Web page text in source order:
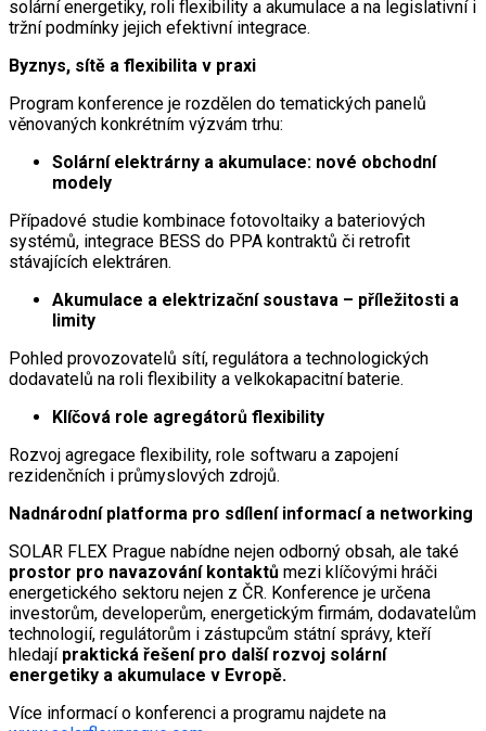
solární energetiky, roli flexibility a akumulace a na legislativní i
tržní podmínky jejich efektivní integrace.
Byznys, sítě a flexibilita v praxi
Program konference je rozdělen do tematických panelů
věnovaných konkrétním výzvám trhu:
Solární elektrárny a akumulace: nové obchodní
modely
Případové studie kombinace fotovoltaiky a bateriových
systémů, integrace BESS do PPA kontraktů či retrofit
stávajících elektráren.
Akumulace a elektrizační soustava – příležitosti a
limity
Pohled provozovatelů sítí, regulátora a technologických
dodavatelů na roli flexibility a velkokapacitní baterie.
Klíčová role agregátorů flexibility
Rozvoj agregace flexibility, role softwaru a zapojení
rezidenčních i průmyslových zdrojů.
Nadnárodní platforma pro sdílení informací a networking
SOLAR FLEX Prague nabídne nejen odborný obsah, ale také
prostor pro navazování kontaktů mezi klíčovými hráči
energetického sektoru nejen z ČR. Konference je určena
investorům, developerům, energetickým firmám, dodavatelům
technologií, regulátorům i zástupcům státní správy, kteří
hledají praktická řešení pro další rozvoj solární
energetiky a akumulace v Evropě.
Více informací o konferenci a programu najdete na